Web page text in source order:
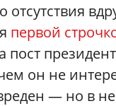
отсутствия
первой
пост
он не
— но в